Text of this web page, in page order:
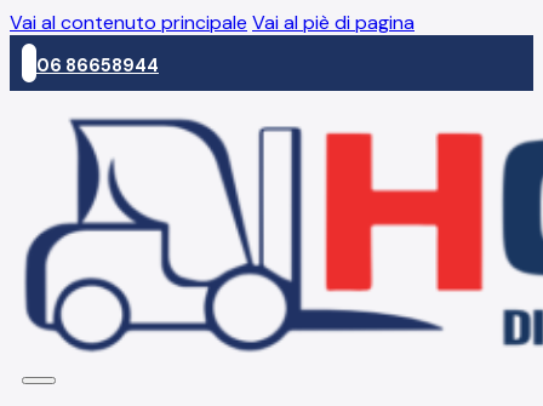
Vai al contenuto principale Vai al piè di pagina
06 86658944